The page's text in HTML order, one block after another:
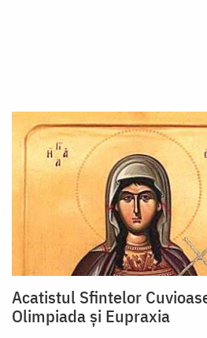
Acatistul Sfintelor
Olimpiada şi Eupraxia